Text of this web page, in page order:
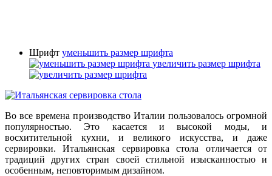
Шрифт уменьшить размер шрифта
увеличить размер шрифта
Во все времена производство Италии пользовалось огромной
популярностью. Это касается и высокой моды, и
восхитительной кухни, и великого искусства, и даже
сервировки. Итальянская сервировка стола отличается от
традиций других стран своей стильной изысканностью и
особенным, неповторимым дизайном.